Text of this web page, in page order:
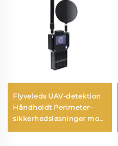
Flyveleds UAV-detektion
Håndholdt Perimeter-
sikkerhedsløsninger mod